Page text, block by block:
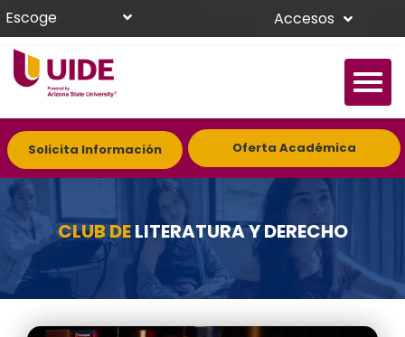
Escoge Accesos
Solicita Información Oferta Académica
CLUB DELITERATURA Y DERECHO